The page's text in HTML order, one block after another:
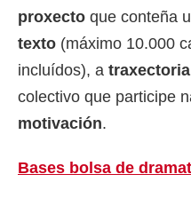
proxecto que conteña
texto (máximo 10.000
incluídos), a traxectoria
colectivo que participe
motivación.
Bases bolsa de